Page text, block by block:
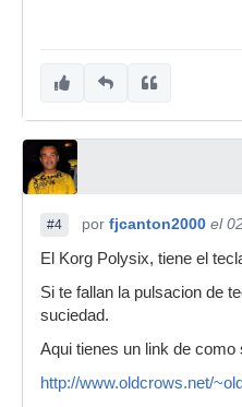
#4 por fjcanton2000 el
El Korg Polysix, tiene el
Si te fallan la pulsacion de
suciedad.
Aqui tienes un link de como
http://www.oldcrows.net/